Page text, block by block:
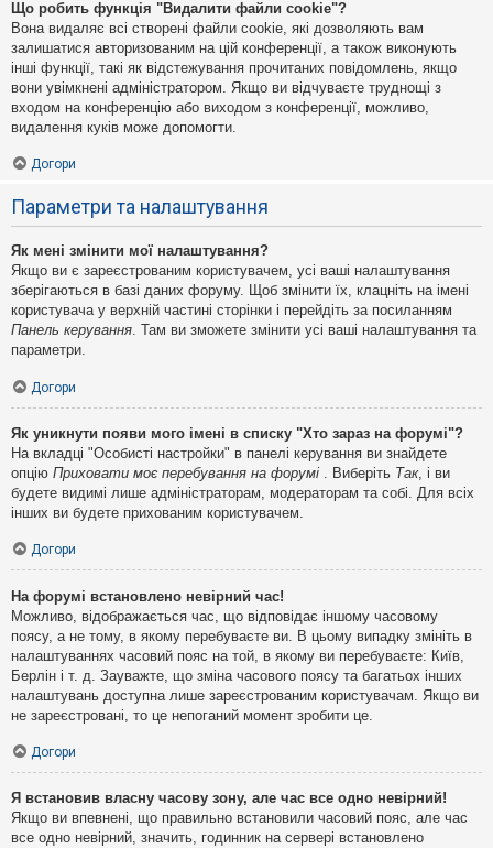
Що робить функція "Видалити файли cookie"?
Вона видаляє всі створені файли cookie, які дозволяють вам
залишатися авторизованим на цій конференції, а також виконують
інші функції, такі як відстежування прочитаних повідомлень, якщо
вони увімкнені адміністратором. Якщо ви відчуваєте труднощі з
входом на конференцію або виходом з конференції, можливо,
видалення куків може допомогти.
Догори
Параметри та налаштування
Як мені змінити мої налаштування?
Якщо ви є зареєстрованим користувачем, усі ваші налаштування
зберігаються в базі даних форуму. Щоб змінити їх, клацніть на імені
користувача у верхній частині сторінки і перейдіть за посиланням
Панель керування . Там ви зможете змінити усі ваші налаштування та
параметри.
Догори
Як уникнути появи мого імені в списку "Хто зараз на форумі"?
На вкладці "Особисті настройки" в панелі керування ви знайдете
опцію Приховати моє перебування на форумі . Виберіть Так, і ви
будете видимі лише адміністраторам, модераторам та собі. Для всіх
інших ви будете прихованим користувачем.
Догори
На форумі встановлено невірний час!
Можливо, відображається час, що відповідає іншому часовому
поясу, а не тому, в якому перебуваєте ви. В цьому випадку змініть в
налаштуваннях часовий пояс на той, в якому ви перебуваєте: Київ,
Берлін і т. д. Зауважте, що зміна часового поясу та багатьох інших
налаштувань доступна лише зареєстрованим користувачам. Якщо ви
не зареєстровані, то це непоганий момент зробити це.
Догори
Я встановив власну часову зону, але час все одно невірний!
Якщо ви впевнені, що правильно встановили часовий пояс, але час
все одно невірний, значить, годинник на сервері встановлено